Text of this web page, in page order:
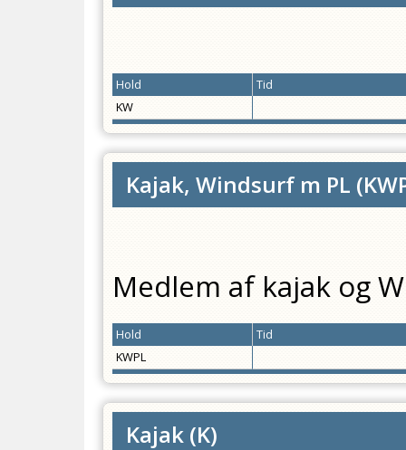
Hold
Tid
KW
Kajak, Windsurf m PL (
Medlem af kajak og
Hold
Tid
KWPL
Kajak (K)